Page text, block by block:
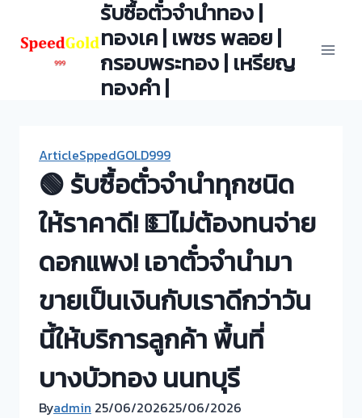
content
รับซื้อตั๋วจำนำทอง |
ทองเค | เพชร พลอย |
กรอบพระทอง | เหรียญ
ทองคำ |
ArticleSppedGOLD999
🟢 รับซื้อตั๋วจำนำทุกชนิด
ให้ราคาดี! 💵ไม่ต้องทนจ่าย
ดอกแพง! เอาตั๋วจำนำมา
ขายเป็นเงินกับเราดีกว่าวัน
นี้ให้บริการลูกค้า พื้นที่
บางบัวทอง นนทบุรี
Byadmin 25/06/202625/06/2026